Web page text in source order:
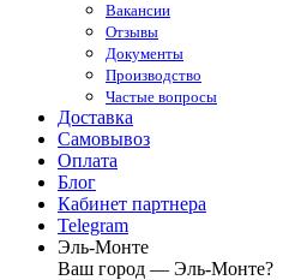
Вакансии
Отзывы
Документы
Производство
Частые вопросы
Доставка
Самовывоз
Оплата
Блог
Кабинет партнера
Telegram
Эль-Монте
Ваш город — Эль-Монте?